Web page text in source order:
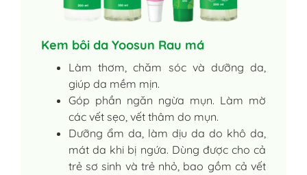
Kem bôi da Yoosun Rau má
Làm thơm, chăm sóc và dưỡng da,
giúp da mềm mịn.
Góp phần ngăn ngừa mụn. Làm mờ
các vết sẹo, vết thâm do mụn.
Dưỡng ẩm da, làm dịu da do khô da,
mát da khi bị ngứa. Dùng được cho cả
trẻ sơ sinh và trẻ nhỏ, bao gồm cả vết